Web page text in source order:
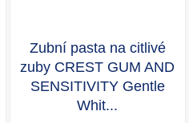
Zubní pasta na citlivé
zuby CREST GUM AND
SENSITIVITY Gentle
Whit...